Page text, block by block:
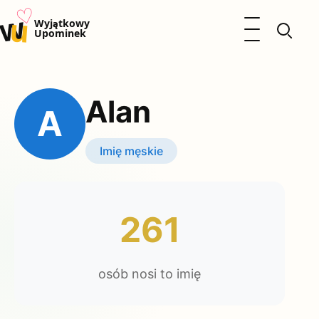
u♡Wyjątkowy
Upominek
Otwórz menu
Kalendarz Imienin
Kobieta
Okazje
Katalog prezentów
A Alan
Imię męskie
261
osób nosi to imię